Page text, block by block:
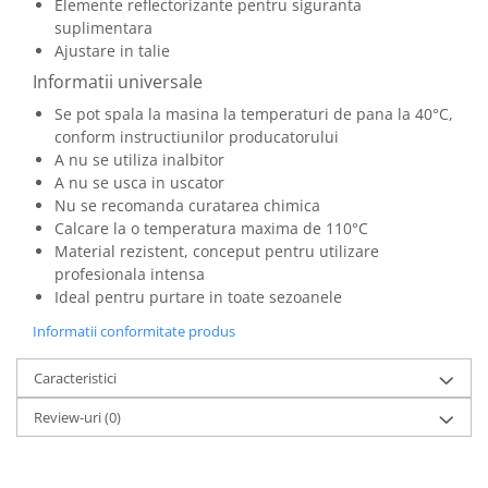
Masti de protectie respiratorie
Sepci, caciuli si esarfe
Pachete promotionale
Accesorii pentru protectia muncii
Sosete de lucru
Branturi
Diverse accesorii
Articole de unica folosinta
Copii - tricouri si hanorace
Comunicare si prezentare
Flipchart-uri
Ecrane Interactive
Sisteme de afisare
Ecrane de proiectie
Elemente reflectorizante pentru siguranta
suplimentara
Ajustare in talie
Informatii universale
Se pot spala la masina la temperaturi de pana la 40°C,
conform instructiunilor producatorului
A nu se utiliza inalbitor
A nu se usca in uscator
Nu se recomanda curatarea chimica
Calcare la o temperatura maxima de 110°C
Material rezistent, conceput pentru utilizare
profesionala intensa
Ideal pentru purtare in toate sezoanele
Informatii conformitate produs
Caracteristici
Review-uri(0)